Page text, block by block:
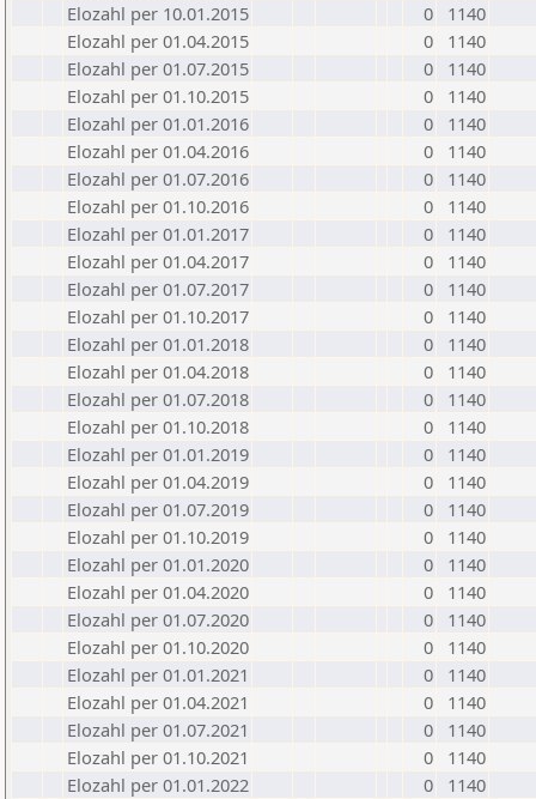
Elozahl per 10.01.2015
0
1140
Elozahl per 01.04.2015
0
1140
Elozahl per 01.07.2015
0
1140
Elozahl per 01.10.2015
0
1140
Elozahl per 01.01.2016
0
1140
Elozahl per 01.04.2016
0
1140
Elozahl per 01.07.2016
0
1140
Elozahl per 01.10.2016
0
1140
Elozahl per 01.01.2017
0
1140
Elozahl per 01.04.2017
0
1140
Elozahl per 01.07.2017
0
1140
Elozahl per 01.10.2017
0
1140
Elozahl per 01.01.2018
0
1140
Elozahl per 01.04.2018
0
1140
Elozahl per 01.07.2018
0
1140
Elozahl per 01.10.2018
0
1140
Elozahl per 01.01.2019
0
1140
Elozahl per 01.04.2019
0
1140
Elozahl per 01.07.2019
0
1140
Elozahl per 01.10.2019
0
1140
Elozahl per 01.01.2020
0
1140
Elozahl per 01.04.2020
0
1140
Elozahl per 01.07.2020
0
1140
Elozahl per 01.10.2020
0
1140
Elozahl per 01.01.2021
0
1140
Elozahl per 01.04.2021
0
1140
Elozahl per 01.07.2021
0
1140
Elozahl per 01.10.2021
0
1140
Elozahl per 01.01.2022
0
1140